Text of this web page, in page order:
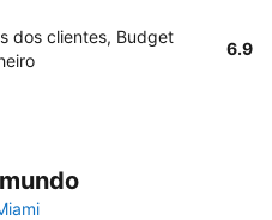
dos clientes, Budget
6.9